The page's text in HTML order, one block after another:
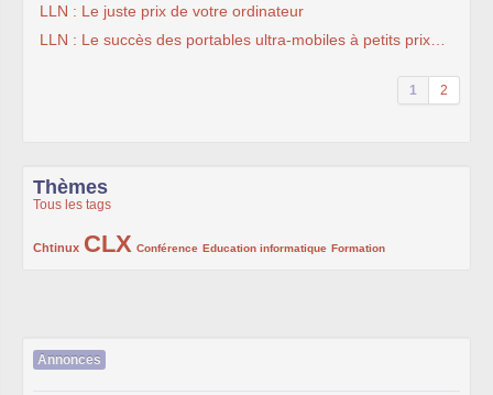
LLN : Le juste prix de votre ordinateur
LLN : Le succès des portables ultra-mobiles à petits prix…
1 2
Thèmes
Tous les tags
Chtinux
222/1002CLX
1002/1002 Conférence
132/1002 Education informatique
119/1002 Formation
168/1002
Annonces